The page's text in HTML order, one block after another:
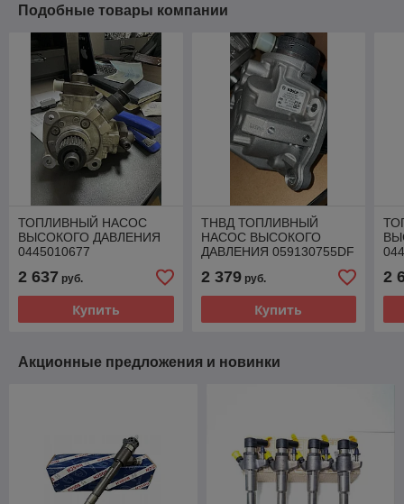
Подобные товары компании
ТОПЛИВНЫЙ НАСОС
ВЫСОКОГО ДАВЛЕНИЯ
0445010677
3.0 TDI
2 637 руб.
Купить
ТНВД ТОПЛИВНЫЙ
НАСОС ВЫСОКОГО
ДАВЛЕНИЯ 059130755DF
0445010868 AUDI 3.0 TDI
2 379руб.
Купить
3.0
2
Акционные предложения и новинки